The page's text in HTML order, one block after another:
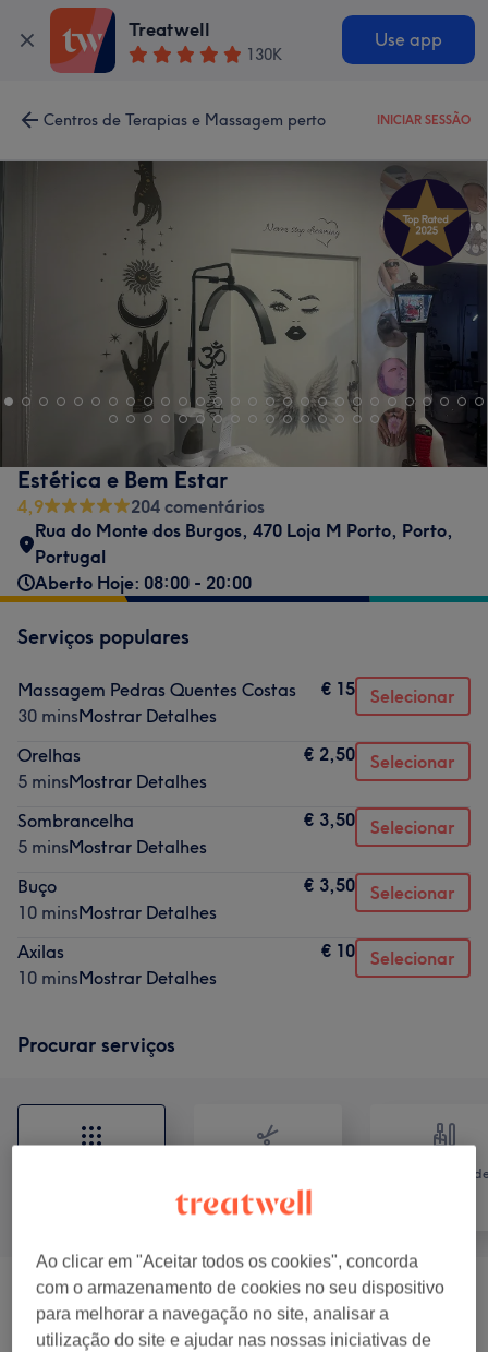
Treatwell
130K
Use app
Centros de Terapias e Massagem perto INICIAR SESSÃO
Estética e Bem Estar
4,9
204 comentários
Rua do Monte dos Burgos, 470 Loja M Porto, Porto,
Portugal
Aberto Hoje: 08:00 - 20:00
Serviços populares
Massagem Pedras Quentes Costas
30 minsMostrar Detalhes
€ 15 Selecionar
Orelhas
5 minsMostrar Detalhes
€ 2,50 Selecionar
Sombrancelha
5 minsMostrar Detalhes
€ 3,50 Selecionar
Buço
10 minsMostrar Detalhes
€ 3,50 Selecionar
Axilas
10 minsMostrar Detalhes
€ 10 Selecionar
Procurar serviços
Cabeleireiro
Tratamento
Aparelhos Para Tratamentos
Estéticos
( 10
desde € 5
Ao clicar em "Aceitar todos os cookies", concorda
com o armazenamento de cookies no seu dispositivo
para melhorar a navegação no site, analisar a
utilização do site e ajudar nas nossas iniciativas de